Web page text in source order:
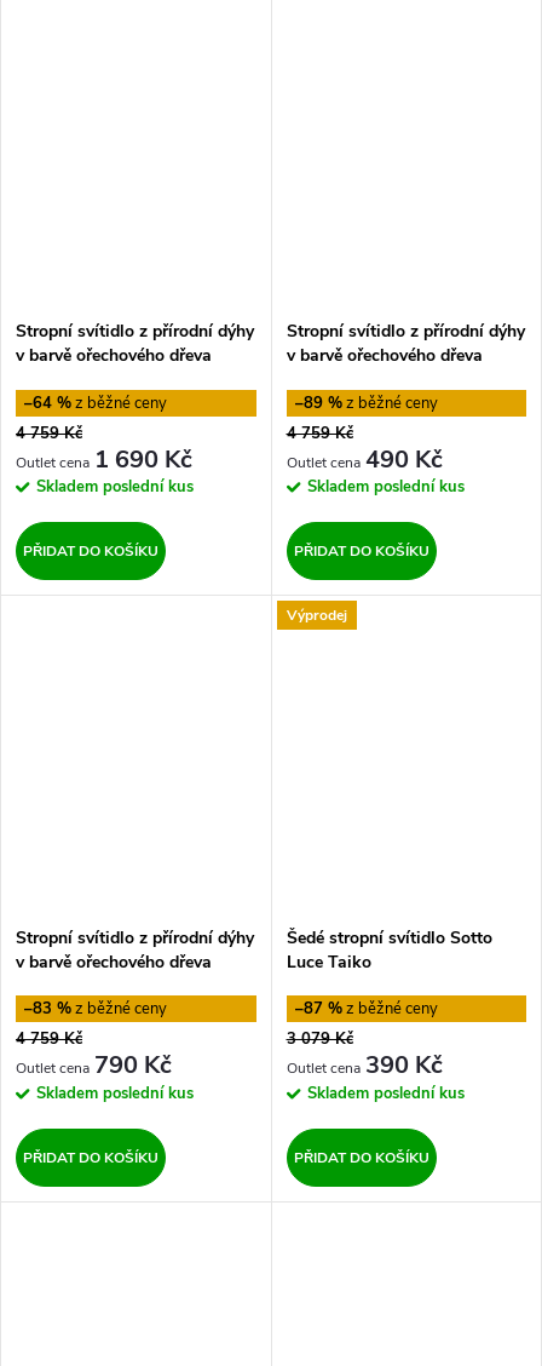
Stropní svítidlo z přírodní dýhy
v barvě ořechového dřeva
–64 %
4 759 Kč
1 690 Kč
Skladem poslední kus
PŘIDAT DO KOŠÍKU
Stropní svítidlo z přírodní dýhy
v barvě ořechového dřeva
–89 %
4 759 Kč
490 Kč
Skladem poslední kus
PŘIDAT DO KOŠÍKU
Stropní svítidlo z přírodní dýhy
v barvě ořechového dřeva
–83 %
4 759 Kč
790 Kč
Skladem poslední kus
PŘIDAT DO KOŠÍKU
Výprodej
Šedé stropní svítidlo Sotto
Luce Taiko
–87 %
3 079 Kč
390 Kč
Skladem poslední kus
PŘIDAT DO KOŠÍKU